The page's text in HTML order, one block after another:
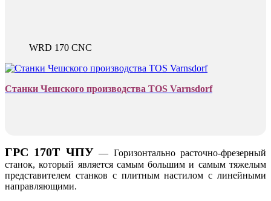
WRD 170 CNC
Cтанки Чешского производства TOS Varnsdorf
ГРС 170Т ЧПУ — Горизонтально расточно-фрезерный
станок, который является самым большим и самым тяжелым
представителем станков с плитным настилом с линейными
направляющими.